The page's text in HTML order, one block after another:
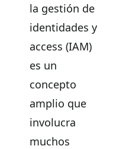
la gestión de
identidades y
access (IAM)
es un
concepto
amplio que
involucra
muchos